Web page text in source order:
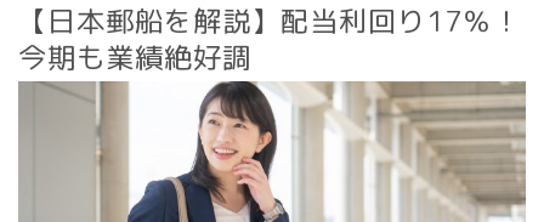
【日本郵船を解説】配当利回り17％！
今期も業績絶好調